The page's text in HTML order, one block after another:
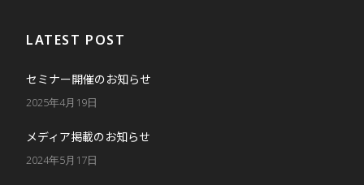
LATEST POST
セミナー開催のお知らせ
2025年4月19日
メディア掲載のお知らせ
2024年5月17日